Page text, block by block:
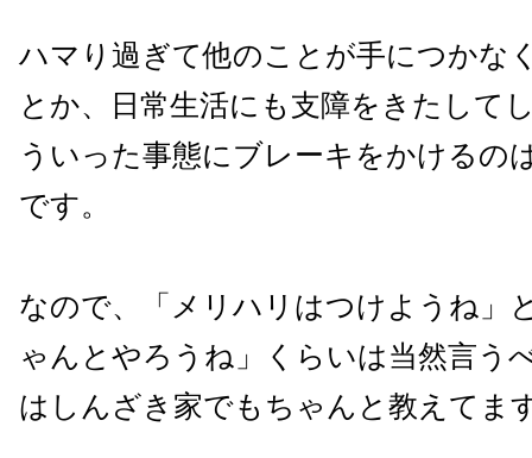
ハマり過ぎて他のことが手につかな
とか、日常生活にも支障をきたして
ういった事態にブレーキをかけるの
です。
なので、「メリハリはつけようね」
ゃんとやろうね」くらいは当然言う
はしんざき家でもちゃんと教えてま